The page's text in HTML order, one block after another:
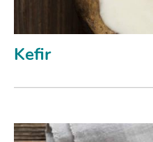
Kefir